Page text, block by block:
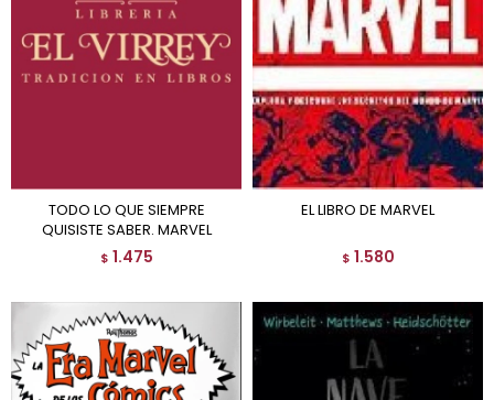
TODO LO QUE SIEMPRE
QUISISTE SABER. MARVEL
$ 1.475
EL LIBRO DE MARVEL
$ 1.580